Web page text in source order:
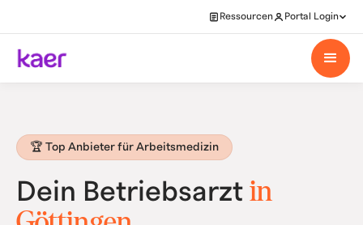
Ressourcen Portal Login
🏆 Top Anbieter für Arbeitsmedizin
Dein Betriebsarzt in